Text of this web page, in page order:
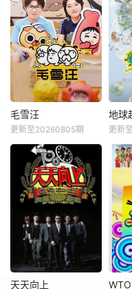
毛雪汪
更新至20260805期
地球
更新
天天向上